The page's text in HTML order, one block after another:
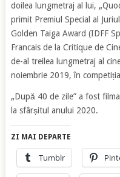
doilea lungmetraj al lui,
primit Premiul Special al
Golden Taiga Award (IDFF
Francais de la Critique de
de-al treilea lungmetraj al
noiembrie 2019, în
„După 40 de zile” a fost
la sfârșitul anului 2020.
ZI MAI DEPARTE
Tumblr